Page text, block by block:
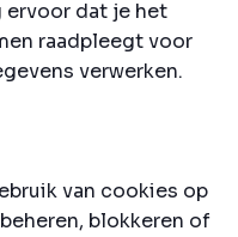
dat je het
raadpleegt voor
verwerken.
van cookies op
blokkeren of